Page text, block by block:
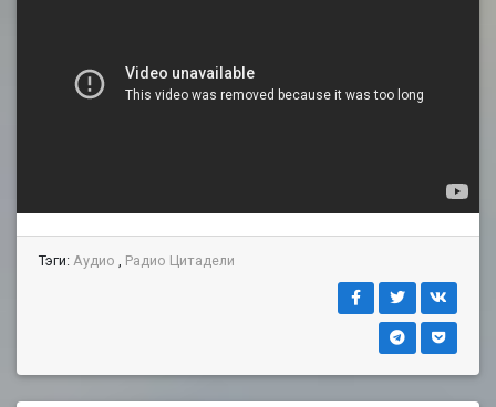
Тэги: Аудио Радио Цитадели